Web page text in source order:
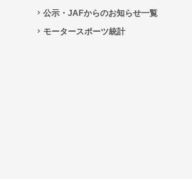
公示・JAFからのお知らせ一覧
モータースポーツ統計